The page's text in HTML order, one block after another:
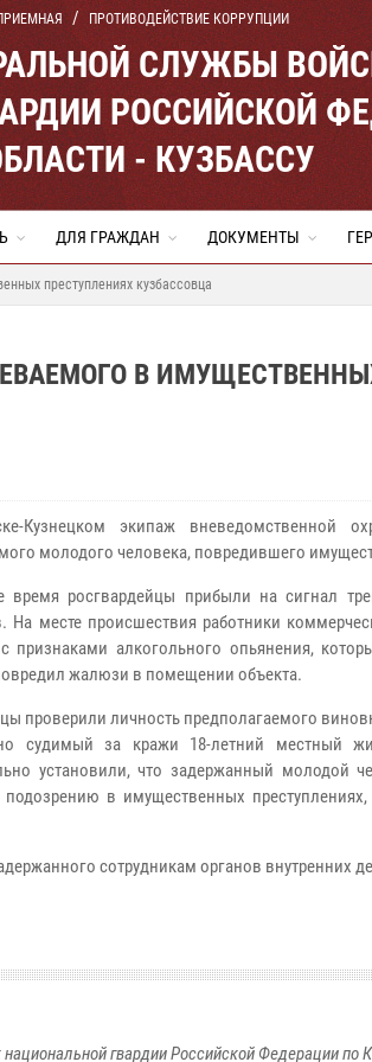
ПРОТИВОДЕЙСТВИЕ КОРРУПЦИИ
СЛУЖБЫ
РОССИЙСКОЙ
- КУЗБАССУ
ДЛЯ ГРАЖДАН ДОКУМЕНТЫ
преступлениях кузбассовца
В
Кузнецком экипаж вневедомственной
молодого человека, повредившего
время росгвардейцы прибыли на сигнал
На месте происшествия работники
с признаками алкогольного опьянения,
жалюзи в помещении объекта.
проверили личность предполагаемого
судимый за кражи 18-летний местный
установили, что задержанный молодой
в имущественных
сотрудникам органов внутренних
гвардии Российской Федерации по